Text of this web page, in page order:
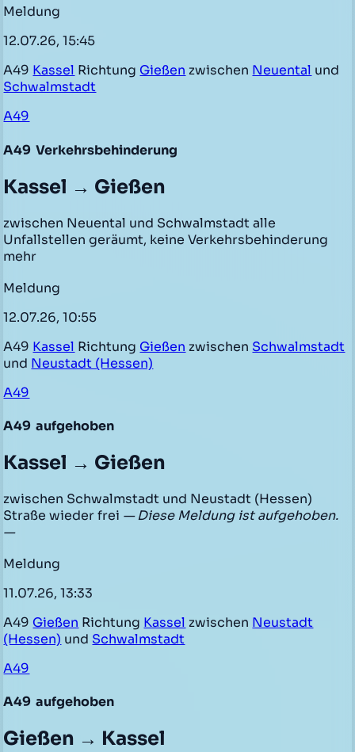
Meldung
12.07.26, 15:45
A49 Kassel Richtung Gießen zwischen Neuental und
Schwalmstadt
A49
A49 Verkehrsbehinderung
Kassel → Gießen
zwischen Neuental und Schwalmstadt alle
Unfallstellen geräumt, keine Verkehrsbehinderung
mehr
Meldung
12.07.26, 10:55
A49 Kassel Richtung Gießen zwischen Schwalmstadt
und Neustadt (Hessen)
A49
A49 aufgehoben
Kassel → Gießen
zwischen Schwalmstadt und Neustadt (Hessen)
Straße wieder frei — Diese Meldung ist aufgehoben.
—
Meldung
11.07.26, 13:33
A49 Gießen Richtung Kassel zwischen Neustadt
(Hessen) und Schwalmstadt
A49
A49 aufgehoben
Gießen → Kassel